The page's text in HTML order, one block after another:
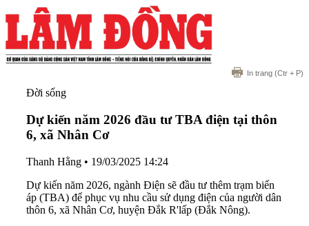
In trang (Ctr + P)
Đời sống
Dự kiến năm 2026 đầu tư TBA điện tại thôn
6, xã Nhân Cơ
Thanh Hằng • 19/03/2025 14:24
Dự kiến năm 2026, ngành Điện sẽ đầu tư thêm trạm biến
áp (TBA) để phục vụ nhu cầu sử dụng điện của người dân
thôn 6, xã Nhân Cơ, huyện Đắk R'lấp (Đắk Nông).